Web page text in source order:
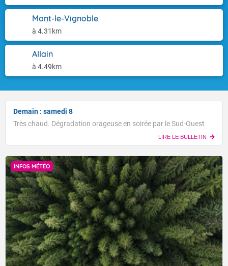
Mont-le-Vignoble
à 4.31km
Allain
à 4.49km
Demain : samedi 8
Très chaud. Dégradation orageuse en soirée par le Sud-Ouest
LIRE LE BULLETIN
INFOS MÉTÉO